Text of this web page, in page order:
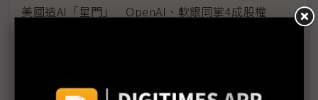
美國造AI「星門」 OpenAI、軟銀同掌4成股權